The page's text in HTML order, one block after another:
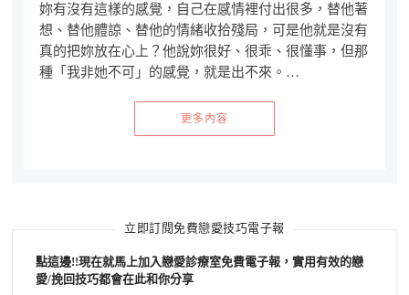
妳有沒有這樣的感覺，自己在感情裡付出很多，替他著
想、替他體諒、替他的情緒收拾殘局，可是他就是沒有
真的把妳放在心上？他說妳很好、很乖、很懂事，但那
種「我非她不可」的感覺，就是出不來。…
更多內容
立即訂閱免費戀愛技巧電子報
點這邊!!現在就馬上加入戀愛診療室免費電子報，實用有效的戀
愛/挽回技巧都會在此和你分享